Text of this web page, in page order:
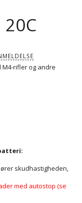
M4-rifler og andre
skudhastigheden,
med autostop (se